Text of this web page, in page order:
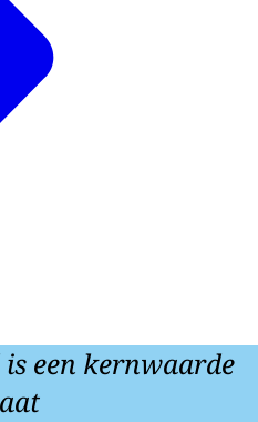
een kernwaarde